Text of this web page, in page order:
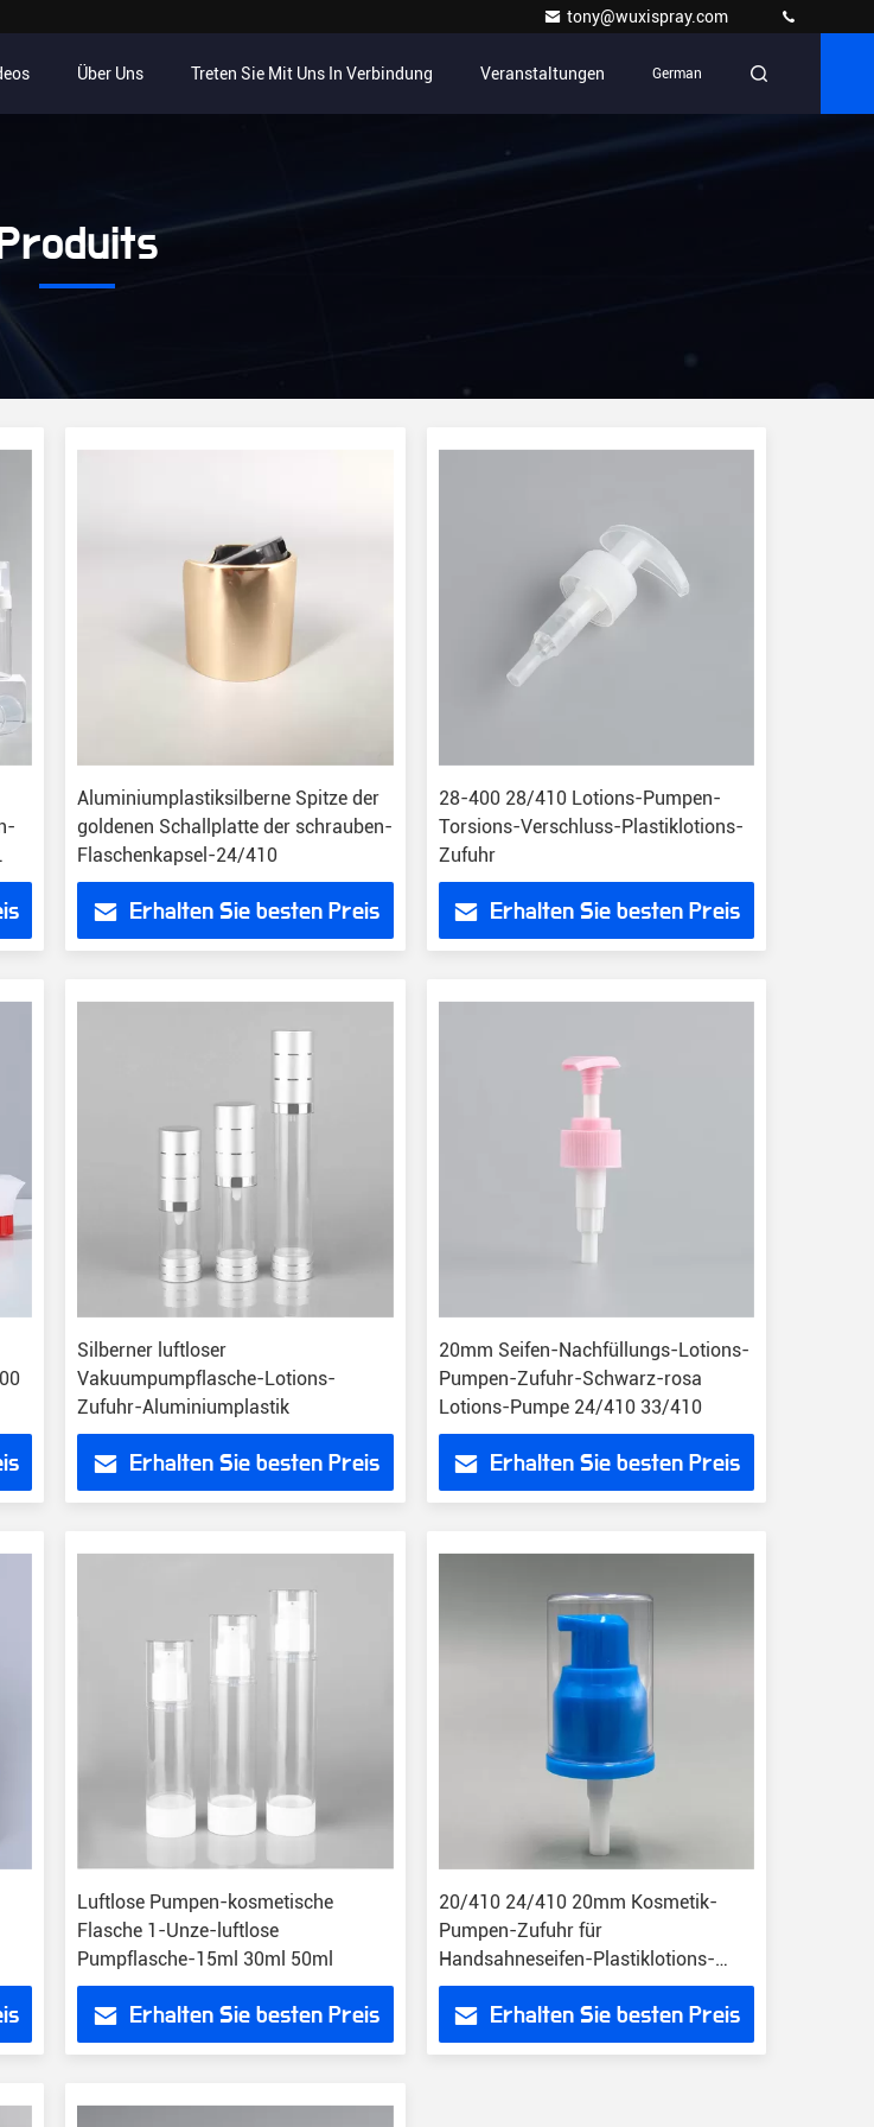
tony@wuxispray.com
Über Uns Treten Sie Mit Uns In Verbindung Veranstaltungen German
Produits
Aluminiumplastiksilberne Spitze der
goldenen Schallplatte der schrauben-
Flaschenkapsel-24/410
Erhalten Sie besten Preis
28-400 28/410 Lotions-Pumpen-
Torsions-Verschluss-Plastiklotions-
Zufuhr
Erhalten Sie besten Preis
Silberner luftloser
Vakuumpumpflasche-Lotions-
Zufuhr-Aluminiumplastik
Erhalten Sie besten Preis
20mm Seifen-Nachfüllungs-Lotions-
Pumpen-Zufuhr-Schwarz-rosa
Lotions-Pumpe 24/410 33/410
Erhalten Sie besten Preis
Luftlose Pumpen-kosmetische
Flasche 1-Unze-luftlose
Pumpflasche-15ml 30ml 50ml
Erhalten Sie besten Preis
20/410 24/410 20mm Kosmetik-
Pumpen-Zufuhr für
Handsahneseifen-Plastiklotions-
Pumpe
Erhalten Sie besten Preis